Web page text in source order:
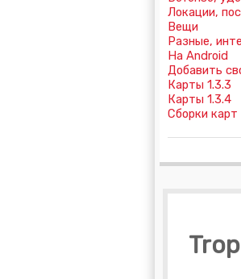
Локации,
Вещи
Разные,
На Android
Добавить
Карты 1.3.3
Карты 1.3.4
Сборки карт